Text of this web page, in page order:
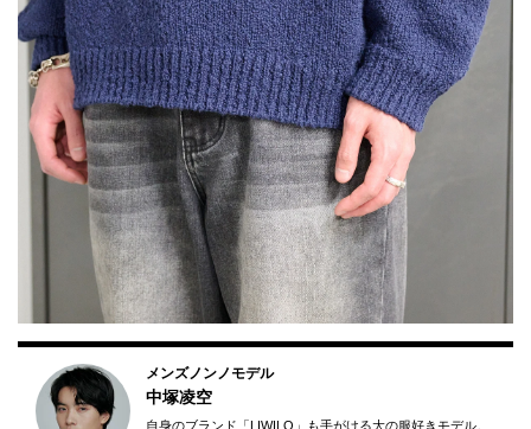
メンズノンノモデル
中塚凌空
自身のブランド「LIWILO」も手がける大の服好きモデル。